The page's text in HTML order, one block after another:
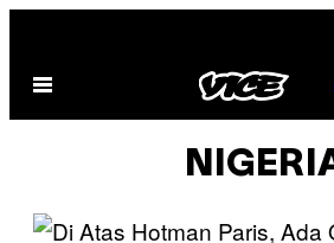
contenido
Abrir